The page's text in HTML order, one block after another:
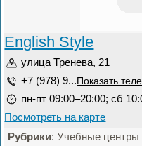
English Style
улица Тренева, 21
+7 (978) 9... Показать
пн-пт 09:00–20:00; сб
Посмотреть на карте
Рубрики: Учебные центры